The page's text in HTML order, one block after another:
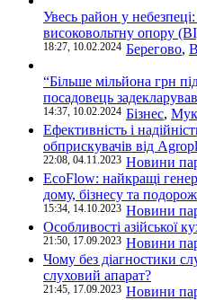
Увесь район у
високовольтну опору
18:27, 10.02.2024 Берегово,
“Більше мільйона грн
посадовець
14:37, 10.02.2024 Бізнес,
Ефективність і
обприскувачів від
22:08, 04.11.2023 Новини
EcoFlow: найкращі
дому, бізнесу та
15:34, 14.10.2023 Новини
Особливості азійської
21:50, 17.09.2023 Новини
Чому без діагностики
слуховий апарат?
21:45, 17.09.2023 Новини